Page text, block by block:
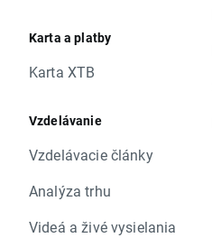
Karta a platby
Karta XTB
Vzdelávanie
Vzdelávacie články
Analýza trhu
Videá a živé vysielania